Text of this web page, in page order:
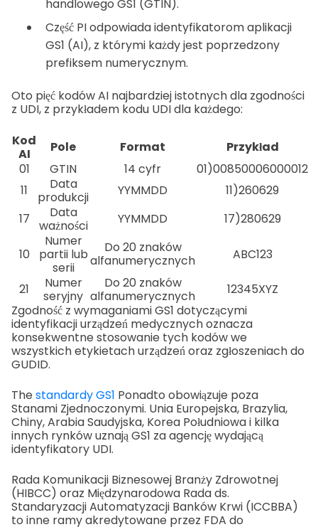
handlowego GS1 (GTIN).
Część PI odpowiada identyfikatorom aplikacji
GS1 (AI), z którymi każdy jest poprzedzony
prefiksem numerycznym.
Oto pięć kodów AI najbardziej istotnych dla zgodności
z UDI, z przykładem kodu UDI dla każdego:
Kod
AI
Pole Format
Przykład
01
GTIN 14 cyfr
01)00850006000012
11
Data
produkcji
YYMMDD
11)260629
17
Data
ważności
YYMMDD 17)280629
10
Numer
partii lub
serii
Do 20 znaków
alfanumerycznych
ABC123
21
Numer
seryjny
Do 20 znaków
alfanumerycznych
12345XYZ
Zgodność z wymaganiami GS1 dotyczącymi
identyfikacji urządzeń medycznych oznacza
konsekwentne stosowanie tych kodów we
wszystkich etykietach urządzeń oraz zgłoszeniach do
GUDID.
The standardy GS1 Ponadto obowiązuje poza
Stanami Zjednoczonymi. Unia Europejska, Brazylia,
Chiny, Arabia Saudyjska, Korea Południowa i kilka
innych rynków uznają GS1 za agencję wydającą
identyfikatory UDI.
Rada Komunikacji Biznesowej Branży Zdrowotnej
(HIBCC) oraz Międzynarodowa Rada ds.
Standaryzacji Automatyzacji Banków Krwi (ICCBBA)
to inne ramy akredytowane przez FDA do